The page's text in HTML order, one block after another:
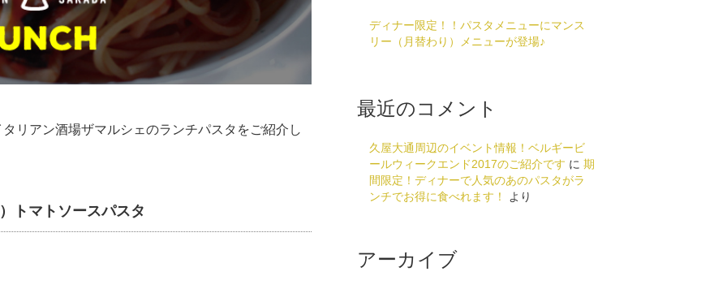
リアン酒場ザマルシェのランチパスタをご紹介し
トマトソースパスタ
ディナー限定！！パスタメニューにマンス
リー（月替わり）メニューが登場♪
最近のコメント
久屋大通周辺のイベント情報！ベルギービ
ールウィークエンド2017のご紹介です に期
間限定！ディナーで人気のあのパスタがラ
ンチでお得に食べれます！
より
アーカイブ